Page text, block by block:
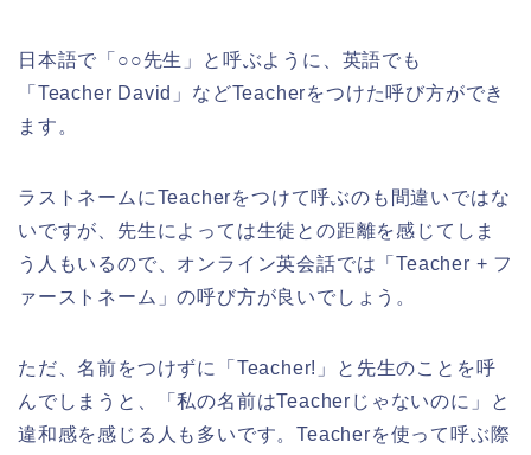
日本語で「○○先生」と呼ぶように、英語でも
「Teacher David」などTeacherをつけた呼び方ができ
ます。
ラストネームにTeacherをつけて呼ぶのも間違いではな
いですが、先生によっては生徒との距離を感じてしま
う人もいるので、オンライン英会話では「Teacher + フ
ァーストネーム」の呼び方が良いでしょう。
ただ、名前をつけずに「Teacher!」と先生のことを呼
んでしまうと、「私の名前はTeacherじゃないのに」と
違和感を感じる人も多いです。Teacherを使って呼ぶ際